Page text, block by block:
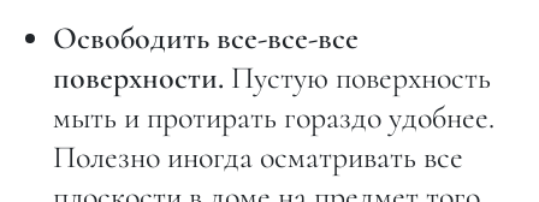
Освободить все-все-все
поверхности. Пустую поверхность
мыть и протирать гораздо удобнее.
Полезно иногда осматривать все